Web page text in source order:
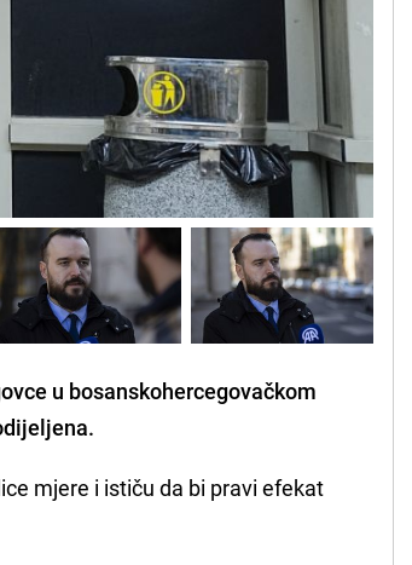
u bosanskohercegovačkom
mjere i ističu da bi pravi efekat